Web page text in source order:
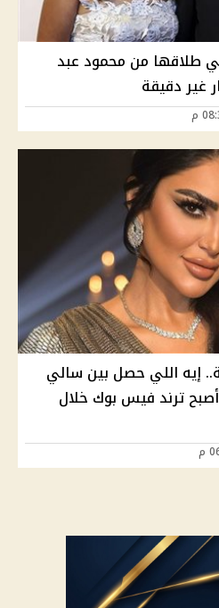
طلاقها من محمود عبد
غير دقيقة
إيه اللي حصل بين سالي
ترند فيس بوك خلال